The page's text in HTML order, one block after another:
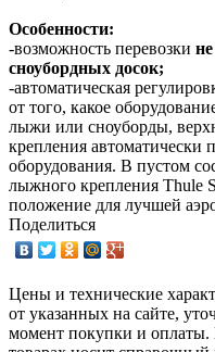
Особенности:
-возможность перевозки
сноубордных досок;
-автоматическая
от того, какое
лыжи или сноуборды,
крепления автоматически
оборудования. В пустом
лыжного крепления Thule
положение для лучшей
Поделиться
Цены и технические
от указанных на сайте,
момент покупки и оплаты.